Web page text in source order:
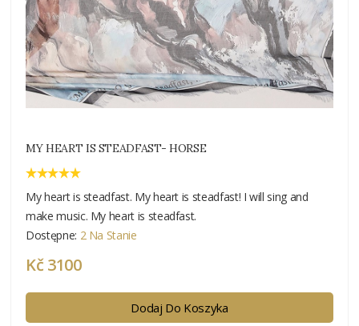
MY HEART IS STEADFAST- HORSE
My heart is steadfast. My heart is steadfast! I will sing and
make music. My heart is steadfast.
Dostępne: 2 Na Stanie
Kč 3100
Dodaj Do Koszyka